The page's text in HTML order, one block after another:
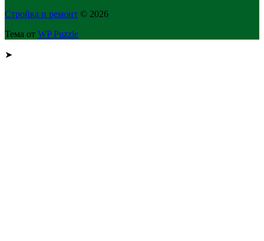
Стройка и ремонт © 2026
Тема от WP Puzzle
➤